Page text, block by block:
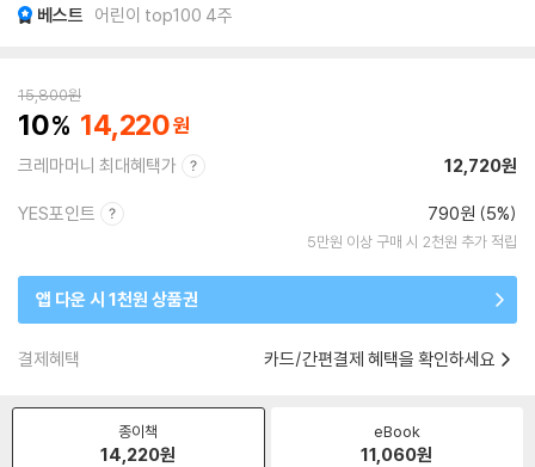
베스트 어린이 top100 4주
15,800원
10 14,220
크레마머니 최대혜택가 12,720원
YES포인트 790원 (5%)
5만원 이상 구매 시 2천원 추가 적립
앱 다운 시 1천원 상품권
결제혜택 카드/간편결제 혜택을 확인하세요
종이책
14,220원
eBook
11,060원